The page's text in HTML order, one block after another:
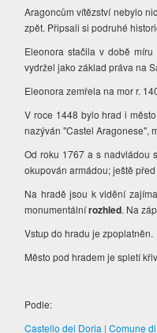
Aragoncům vítězství nebylo
zpět. Připsali si podruhé
Eleonora stačila v době
vydržel jako základ práva na
Eleonora zemřela na mor r.
V roce 1448 bylo hrad i
nazýván "Castel Aragonese",
Od roku 1767 a s nadvládou
okupován armádou; ještě
Na hradě jsou k vidění
monumentálnírozhled. Na
Vstup do hradu je zpoplatněn.
Město pod hradem je spletí
Podle:
Castello dei Doria | Comune